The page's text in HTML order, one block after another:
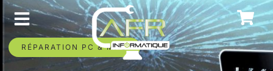
RÉPARATION PC & MAC